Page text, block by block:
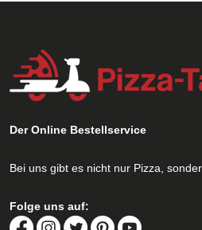
Der Online Bestellservice
Bei uns gibt es nicht nur Pizza,
Folge uns auf: